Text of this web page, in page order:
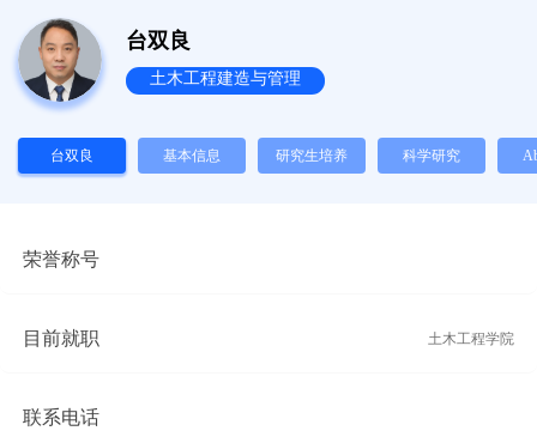
台双良
土木工程建造与管理
台双良 基本信息 研究生培养 科学研究
荣誉称号
目前就职 土木工程学院
联系电话